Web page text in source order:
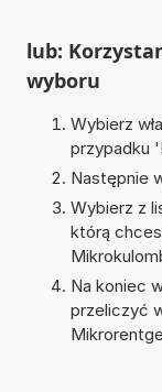
lub:
wyboru
Wybierz
przypadku '
Następnie
Wybierz z
którą
Na koniec
przeliczyć